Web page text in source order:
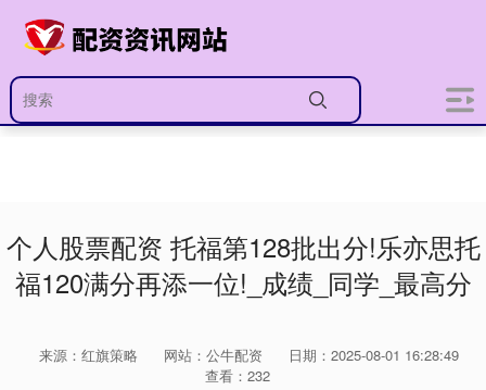
个人股票配资 托福第128批出分!乐亦思托
福120满分再添一位!_成绩_同学_最高分
来源：红旗策略 网站：公牛配资
日期：2025-08-01 16:28:49
查看：232